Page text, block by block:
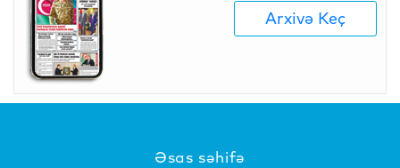
Arxivə Keç
Əsas səhifə